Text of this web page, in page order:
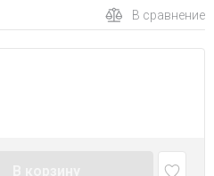
В сравнение